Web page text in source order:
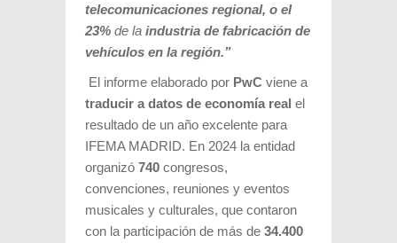
telecomunicaciones regional, o el
23% de la industria de fabricación de
vehículos en la región.”
El informe elaborado por PwC viene a
traducir a datos de economía real el
resultado de un año excelente para
IFEMA MADRID. En 2024 la entidad
organizó 740 congresos,
convenciones, reuniones y eventos
musicales y culturales, que contaron
con la participación de más de 34.400